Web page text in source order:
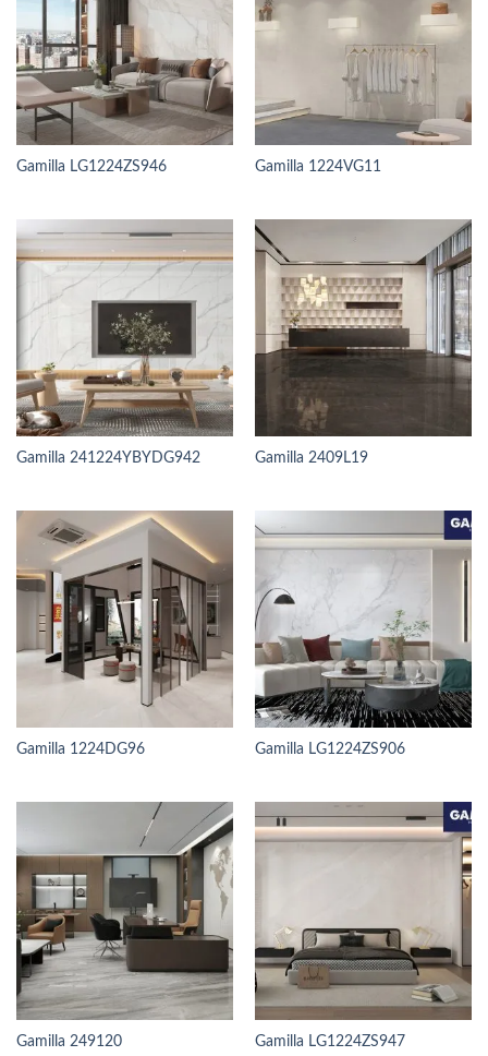
Gamilla LG1224ZS946 Gamilla 1224VG11
Gamilla 241224YBYDG942 Gamilla 2409L19
Gamilla 1224DG96 Gamilla LG1224ZS906
Gamilla 249120 Gamilla LG1224ZS947